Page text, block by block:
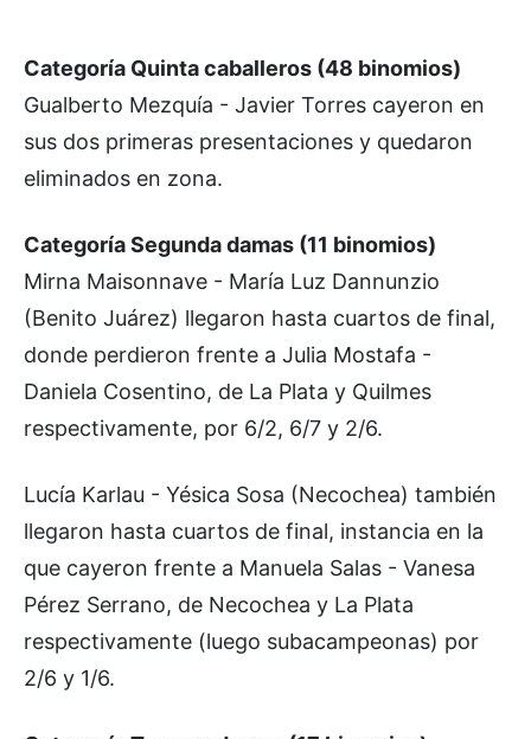
Categoría Quinta caballeros (48 binomios)
Gualberto Mezquía - Javier Torres cayeron en
sus dos primeras presentaciones y quedaron
eliminados en zona.
Categoría Segunda damas (11 binomios)
Mirna Maisonnave - María Luz Dannunzio
(Benito Juárez) llegaron hasta cuartos de final,
donde perdieron frente a Julia Mostafa -
Daniela Cosentino, de La Plata y Quilmes
respectivamente, por 6/2, 6/7 y 2/6.
Lucía Karlau - Yésica Sosa (Necochea) también
llegaron hasta cuartos de final, instancia en la
que cayeron frente a Manuela Salas - Vanesa
Pérez Serrano, de Necochea y La Plata
respectivamente (luego subacampeonas) por
2/6 y 1/6.